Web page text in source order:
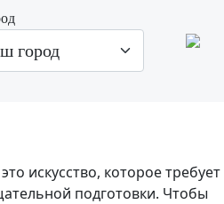
Что
из еды, список
искусство, которое требует
подготовки. Чтобы